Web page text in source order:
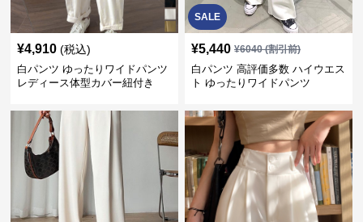
¥4,910 (税込)
白パンツ ゆったりワイドパンツ
レディース体型カバー紐付き
SALE
¥5,440 ¥6040(割引前)
白パンツ 高評価多数 ハイウエス
ト ゆったりワイドパンツ